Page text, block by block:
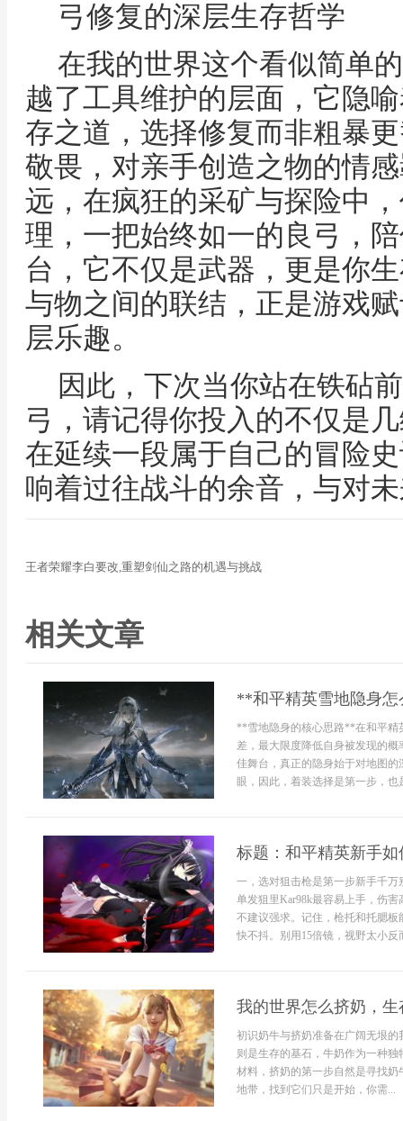
弓修复的深层生存哲学
在我的世界这个看似简单
越了工具维护的层面，它隐
存之道，选择修复而非粗暴
敬畏，对亲手创造之物的情
远，在疯狂的采矿与探险中
理，一把始终如一的良弓，
台，它不仅是武器，更是你
与物之间的联结，正是游戏
层乐趣。
因此，下次当你站在铁砧
弓，请记得你投入的不仅是
在延续一段属于自己的冒险
响着过往战斗的余音，与对
王者荣耀李白要改,重塑剑仙之路的机遇与挑战
相关文章
**和平精英雪地隐身
**雪地隐身的核心思路**在和平精
差，最大限度降低自身被发现的
佳舞台，真正的隐身始于对地图
眼，因此，着装选择是第一步，
标题：和平精英新手
一，选对狙击枪是第一步新手千
单发狙里Kar98k最容易上手，伤
不建议强求。记住，枪托和托腮
快不抖。别用15倍镜，视野太小
我的世界怎么挤奶，
初识奶牛与挤奶准备在广阔无垠
则是生存的基石，牛奶作为一种
材料，挤奶的第一步自然是寻找
地带，找到它们只是开始，你需...